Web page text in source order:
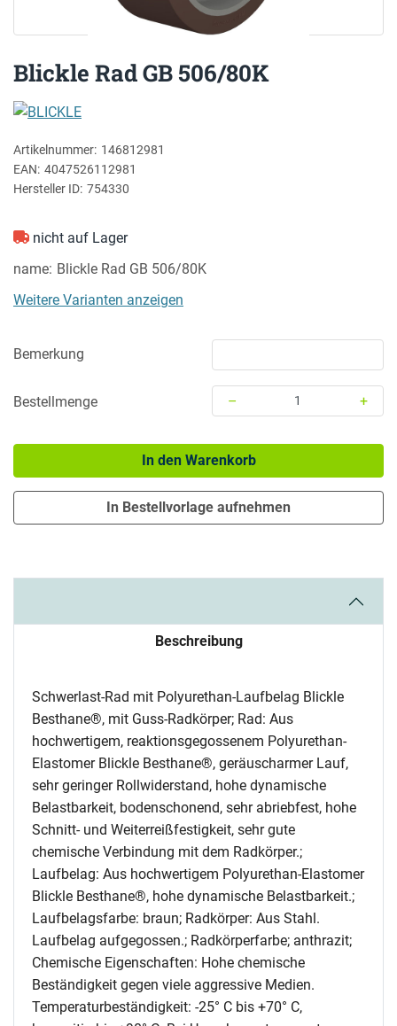
Blickle Rad GB 506/80K
BLICKLE
Artikelnummer: 146812981
EAN: 4047526112981
Hersteller ID: 754330
nicht auf Lager
name Blickle Rad GB 506/80K
Weitere Varianten anzeigen
Bemerkung
Bestellmenge –
+
In den Warenkorb
In Bestellvorlage aufnehmen
Beschreibung
Schwerlast-Rad mit Polyurethan-Laufbelag Blickle
Besthane®, mit Guss-Radkörper; Rad: Aus
hochwertigem, reaktionsgegossenem Polyurethan-
Elastomer Blickle Besthane®, geräuscharmer Lauf,
sehr geringer Rollwiderstand, hohe dynamische
Belastbarkeit, bodenschonend, sehr abriebfest, hohe
Schnitt- und Weiterreißfestigkeit, sehr gute
chemische Verbindung mit dem Radkörper.;
Laufbelag: Aus hochwertigem Polyurethan-Elastomer
Blickle Besthane®, hohe dynamische Belastbarkeit.;
Laufbelagsfarbe: braun; Radkörper: Aus Stahl.
Laufbelag aufgegossen.; Radkörperfarbe; anthrazit;
Chemische Eigenschaften: Hohe chemische
Beständigkeit gegen viele aggressive Medien.
Temperaturbeständigkeit: -25° C bis +70° C,